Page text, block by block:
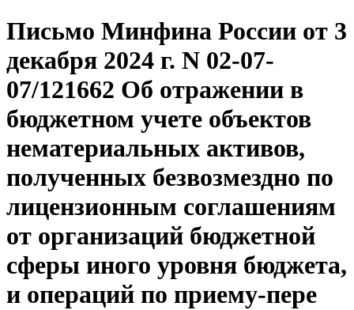
Письмо Минфина России от 3
декабря 2024 г. N 02-07-
07/121662 Об отражении в
бюджетном учете объектов
нематериальных активов,
полученных безвозмездно по
лицензионным соглашениям
от организаций бюджетной
сферы иного уровня бюджета,
и операций по приему-пере